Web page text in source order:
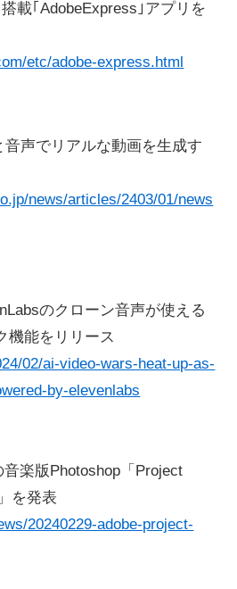
載｢AdobeExpress｣アプリを
etc/adobe-express.html
音声でリアルな動画を生成す
news/articles/2403/01/news
のクローン音声が使える
機能をリリース
02/ai-video-wars-heat-up-as-
by-elevenlabs
楽版Photoshop「Project
を発表
20240229-adobe-project-